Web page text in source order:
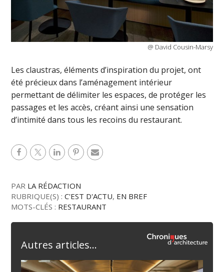
@ David Cousin-Marsy
Les claustras, éléments d’inspiration du projet, ont
été précieux dans l’aménagement intérieur
permettant de délimiter les espaces, de protéger les
passages et les accès, créant ainsi une sensation
d’intimité dans tous les recoins du restaurant.
PAR LA RÉDACTION
RUBRIQUE(S) :C'EST D'ACTU, EN BREF
MOTS-CLÉS : RESTAURANT
Autres articles...